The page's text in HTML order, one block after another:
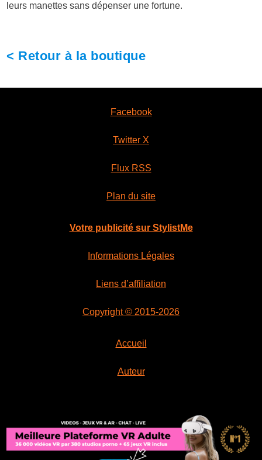
leurs manettes sans dépenser une fortune.
< Retour à la boutique
Facebook
Twitter X
Flux RSS
Plan du site
Votre publicité sur StylistMe
Informations Légales
Liens d’affiliation
Copyright © 2015-2026
Accueil
Auteur